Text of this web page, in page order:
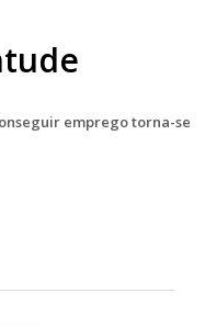
emprego torna-se